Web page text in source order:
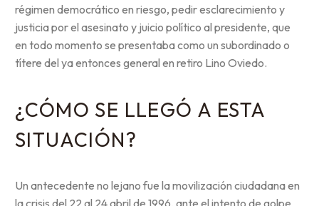
régimen democrático en riesgo, pedir esclarecimiento y
justicia por el asesinato y juicio político al presidente, que
en todo momento se presentaba como un subordinado o
títere del ya entonces general en retiro Lino Oviedo.
¿CÓMO SE LLEGÓ A ESTA
SITUACIÓN?
Un antecedente no lejano fue la movilización ciudadana en